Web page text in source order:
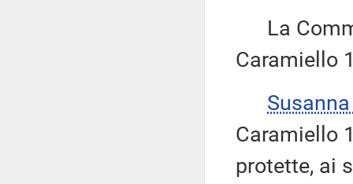
La
Caramiello
Caramiello
protette, ai